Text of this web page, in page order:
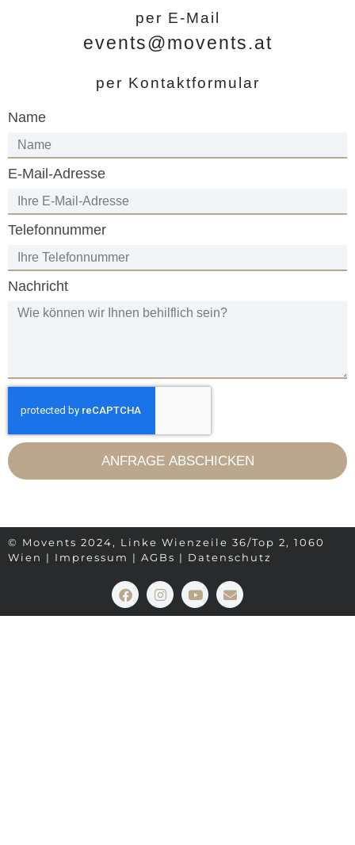
per E-Mail
events@movents.at
per Kontaktformular
Name
E-Mail-Adresse
Telefonnummer
Nachricht
ANFRAGE ABSCHICKEN
© Movents 2024, Linke Wienzeile 36/Top 2, 1060
Wien | Impressum | AGBs | Datenschutz